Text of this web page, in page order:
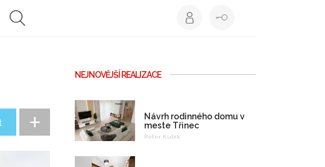
+
NEJNOVĚJŠÍ REALIZACE
Návrh rodinného domu v
meste Třinec
Peter Kubík